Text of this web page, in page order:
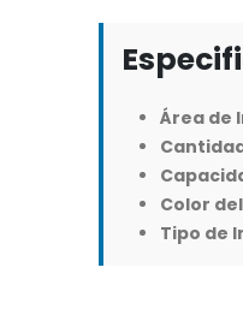
Área de
Color
Tipo de